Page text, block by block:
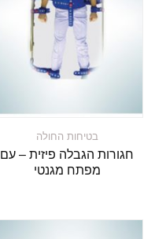
בטיחות החולה
חגורות הגבלה פיזית – עם
מפתח מגנטי